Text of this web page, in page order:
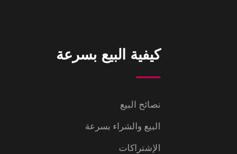
كيفية البيع بسرعة
نصائح البيع
البيع والشراء بسرعة
الإشتراكات